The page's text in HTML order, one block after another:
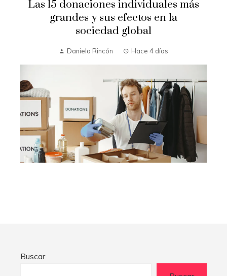
Las 15 donaciones individuales más
grandes y sus efectos en la
sociedad global
Daniela Rincón Hace 4 días
Buscar